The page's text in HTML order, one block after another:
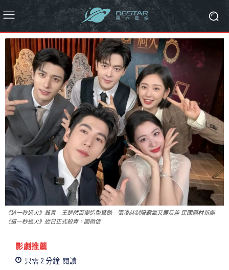
《這一秒過火》殺青 王楚然百變造型驚艷 張淩赫制服霸氣又展反差 民國題材新劇
《這一秒過火》近日正式殺青。圖微信
影劇推薦
只需 2 分鐘 閱讀